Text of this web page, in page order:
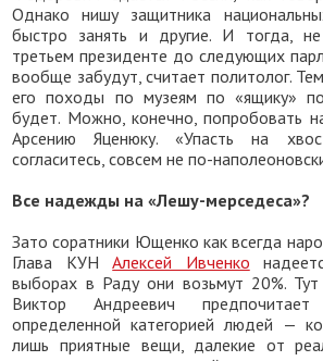
Однако нишу защитника
быстро занять и другие. И тогда,
третьем президенте до следующих
вообще забудут, считает политолог.
его походы по музеям по «ящику»
будет. Можно, конечно, попробовать
Арсению Яценюку. «Упасть на
согласитесь, совсем не по-
Все надежды на «Лешу-мерседеса»?
Зато соратники Ющенко как всегда
Глава КУНАлексей Ивченко
выборах в Раду они возьмут 20%. Тут
Виктор Андреевич
определенной категорией людей —
лишь приятные вещи, далекие от